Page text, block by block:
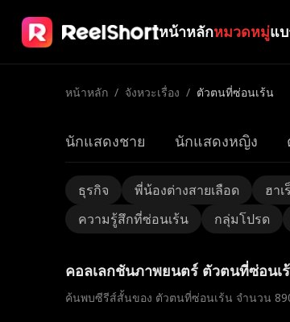
หน้าหลักหมวดหมู่แ
หน้าหลัก / จังหวะเรื่อง / ตัวตนที่ซ่อนเร้น
นักแสดงชาย นักแสดงหญิง
ธุรกิจ พี่น้องต่างสายเลือด ฮา
ความรู้สึกที่ซ่อนเร้น
กลุ่มโปรด
คอลเลกชันภาพยนตร์ ตัวตนที่ซ่อนเ
ค้นพบซีรีส์สั้นของ ตัวตนที่ซ่อนเร้น จำนวน